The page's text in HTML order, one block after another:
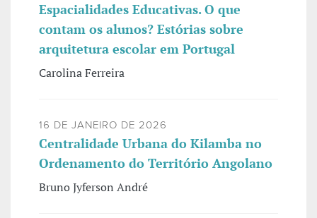
Espacialidades Educativas. O que
contam os alunos? Estórias sobre
arquitetura escolar em Portugal
Carolina Ferreira
16 DE JANEIRO DE 2026
Centralidade Urbana do Kilamba no
Ordenamento do Território Angolano
Bruno Jyferson André